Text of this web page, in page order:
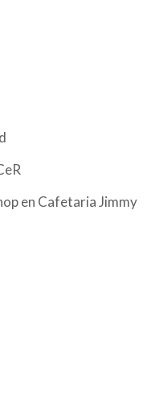
en Cafetaria Jimmy